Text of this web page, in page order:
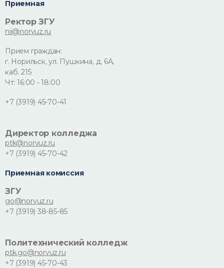
Приемная
Ректор ЗГУ
nii@norvuz.ru
Прием граждан:
г. Норильск, ул. Пушкина, д. 6А,
каб. 215
Чт: 16:00 - 18:00
+7 (3919) 45-70-41
Директор колледжа
ptk@norvuz.ru
+7 (3919) 45-70-42
Приемная комиссия
ЗГУ
go@norvuz.ru
+7 (3919) 38-85-85
Политехнический колледж
ptk.go@norvuz.ru
+7 (3919) 45-70-43